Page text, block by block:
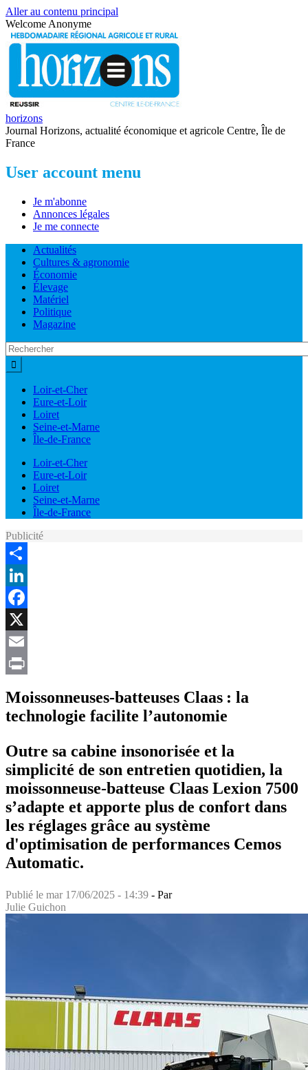
Aller au contenu principal
Welcome Anonyme
horizons
Journal Horizons, actualité économique et agricole Centre, Île de
France
User account menu
Je m'abonne
Annonces légales
Je me connecte
Actualités
Cultures & agronomie
Économie
Élevage
Matériel
Politique
Magazine
Loir-et-Cher
Eure-et-Loir
Loiret
Seine-et-Marne
Île-de-France
Loir-et-Cher
Eure-et-Loir
Loiret
Seine-et-Marne
Île-de-France
Publicité
Share
LinkedIn
Facebook
X
Email
Moissonneuses-batteuses Claas : la
technologie facilite l’autonomie
Outre sa cabine insonorisée et la
simplicité de son entretien quotidien, la
moissonneuse-batteuse Claas Lexion 7500
s’adapte et apporte plus de confort dans
les réglages grâce au système
d'optimisation de performances Cemos
Automatic.
Publié le mar 17/06/2025 - 14:39 - Par
Julie Guichon